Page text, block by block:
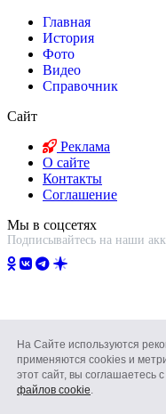
На Сайте используются
применяются cookies и
этот сайт, вы соглашаетесь
файлов cookie.
Главная
История
Фото
Видео
Справочник
Сайт
Реклама
О сайте
Контакты
Соглашение
Мы в соцсетях
Подписывайтесь на наши